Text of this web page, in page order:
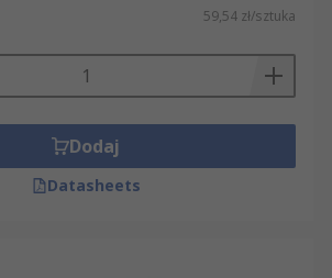
59,54 zł/sztuka
Dodaj
Datasheets